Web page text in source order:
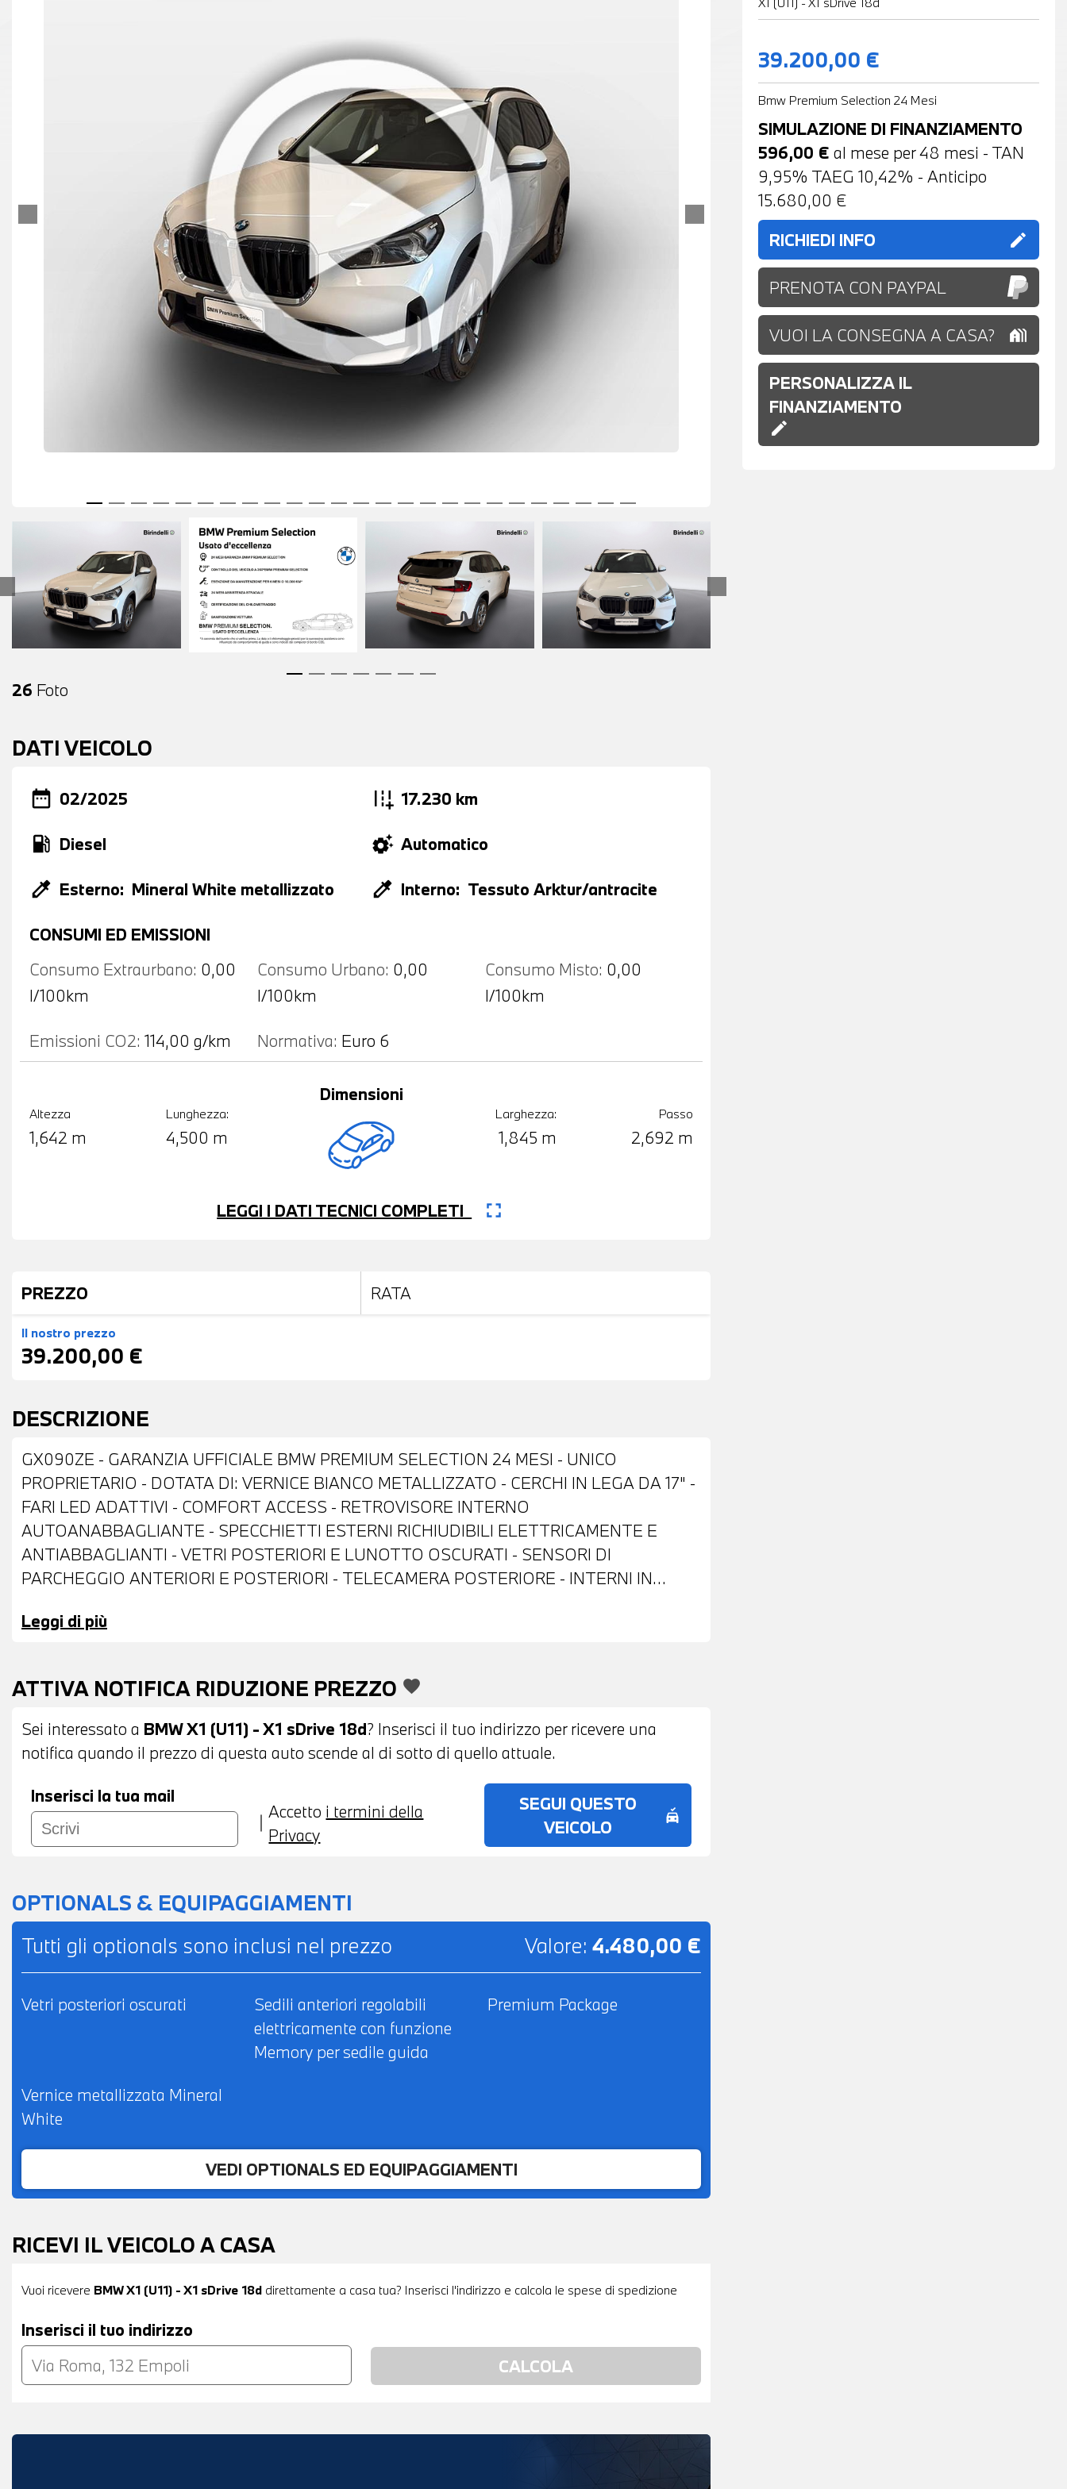
26 Foto
DATI VEICOLO
date_range 02/2025 add_road 17.230 km
local_gas_station Diesel settings_suggestAutomatico
colorize Esterno: Mineral White metallizzato colorize Interno: Tessuto Arktur/antracite
CONSUMI ED EMISSIONI
Consumo Extraurbano: 0,00
l/100km
Consumo Urbano: 0,00
l/100km
Consumo Misto: 0,00
l/100km
Emissioni CO2: 114,00 g/km Normativa: Euro 6
Altezza
1,642 m
Lunghezza:
4,500 m
Dimensioni
Larghezza:
1,845 m
Passo
2,692 m
LEGGI I DATI TECNICI COMPLETI fullscreen
PREZZO RATA
Il nostro prezzo
39.200,00 €
DESCRIZIONE
GX090ZE - GARANZIA UFFICIALE BMW PREMIUM SELECTION 24 MESI - UNICO
PROPRIETARIO - DOTATA DI: VERNICE BIANCO METALLIZZATO - CERCHI IN LEGA DA 17" -
FARI LED ADATTIVI - COMFORT ACCESS - RETROVISORE INTERNO
AUTOANABBAGLIANTE - SPECCHIETTI ESTERNI RICHIUDIBILI ELETTRICAMENTE E
ANTIABBAGLIANTI - VETRI POSTERIORI E LUNOTTO OSCURATI - SENSORI DI
PARCHEGGIO ANTERIORI E POSTERIORI - TELECAMERA POSTERIORE - INTERNI IN
AUTOMATICO - CRUISE CONTROL - VANO DI RICARICA WIRELESS PER TELEFONO -
AUTOMATICO BIZONA - SEDILI ANTERIORI REGOLABILI ELETTRICAMENTE CON
FUNZIONE MEMORY - BLUETOOTH - USB - APPLE CAR PLAY - ANDOID AUTO -
NAVIGATORE SATELLITARE - TELESERVICES - CHIAMATA DI EMERGENZA - POSSIBILITA'
DI PROVA - POSSIBILITA' DI PERMUTA - POSSIBILITA' DI FINANZIAMENTO ANCHE PER
L'INTERO IMPORTO
Leggi di più
ATTIVA NOTIFICA RIDUZIONE PREZZO favorite
Sei interessato a BMW X1 (U11) - X1 sDrive 18d? Inserisci il tuo indirizzo per ricevere una
notifica quando il prezzo di questa auto scende al di sotto di quello attuale.
Inserisci la tua mail
Accetto i termini della
Privacy
SEGUI QUESTO
VEICOLO
no_crash
OPTIONALS & EQUIPAGGIAMENTI
Tutti gli optionals sono inclusi nel prezzo
Valore:4.480,00 €
Vetri posteriori oscurati
Sedili anteriori regolabili
elettricamente con funzione
Memory per sedile guida
Premium Package
Vernice metallizzata Mineral
White
VEDI OPTIONALS ED EQUIPAGGIAMENTI
RICEVI IL VEICOLO A CASA
Vuoi ricevere BMW X1 (U11) - X1 sDrive 18d direttamente a casa tua? Inserisci l'indirizzo e calcola le spese di spedizione
Inserisci il tuo indirizzo
39.200,00 €
Bmw Premium Selection 24 Mesi
SIMULAZIONE DI FINANZIAMENTO
596,00 € al mese per48 mesi - TAN
9,95% TAEG 10,42% - Anticipo
15.680,00 €
RICHIEDI INFO
edit
PRENOTA CON PAYPAL
VUOI LA CONSEGNA A CASA? holiday_village
PERSONALIZZA IL
FINANZIAMENTO
edit